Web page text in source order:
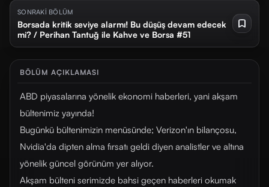
SONRAKİ BÖLÜM
Borsada kritik seviye alarmı! Bu düşüş devam edecek
mi? / Perihan Tantuğ ile Kahve ve Borsa #51
BÖLÜM AÇIKLAMASI
ABD piyasalarına yönelik ekonomi haberleri, yani akşam
bültenimiz yayında!
Bugünkü bültenimizin menüsünde; Verizon'ın bilançosu,
Nvidia'da dipten alma fırsatı geldi diyen analistler ve altına
yönelik güncel görünüm yer alıyor.
Akşam bülteni serimizde bahsi geçen haberleri okumak